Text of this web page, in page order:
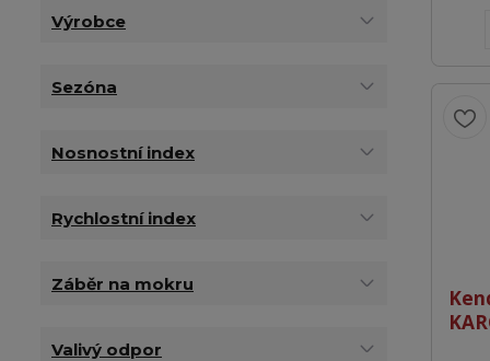
Výrobce
Sezóna
Nosnostní index
Rychlostní index
Záběr na mokru
Valivý odpor